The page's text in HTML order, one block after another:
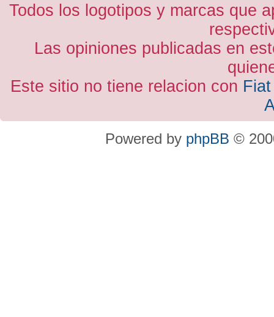
Todos los logotipos y marcas que
Las opiniones publicadas en
Este sitio no tiene relacion con
Powered by phpBB ©